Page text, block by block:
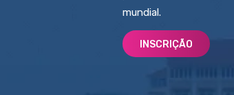
mundial.
INSCRIÇÃO